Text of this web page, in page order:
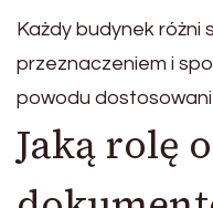
Każdy budynek różni
przeznaczeniem i
powodu
Jaką rolę